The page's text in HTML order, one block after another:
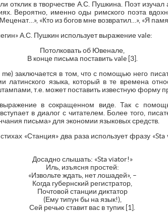
отклик в творчестве А.С. Пушкина. Поэт
Вероятно, именно оды римского поэта
«Кто из богов мне возвратил…», «Я
А.С. Пушкин использует выражение vale:
Потолковать об Ювенале,
В конце письма поставить vale [3].
заключается в том, что с помощью него
латинского языка, который в те времена
т.е. может поставить известную форму
в сокращенном виде. Так с
в диалог с читателем. Более того,
письма» для экономии языковых средств.
«Станция» два раза использует фразу
Досадно слышать: «Sta viator!»
Иль, изъясня простей:
«Извольте ждать, нет лошадей», –
Когда губернский регистратор,
Почтовой станции диктатор
(Ему типун бы на язык!),
Сей речью ставит вас в тупик [1].